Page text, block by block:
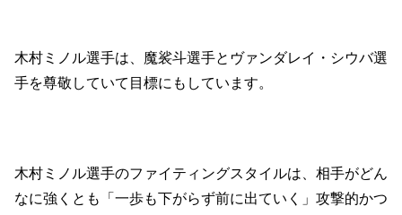
木村ミノル選手は、魔裟斗選手とヴァンダレイ・シウバ選
手を尊敬していて目標にもしています。
木村ミノル選手のファイティングスタイルは、相手がどん
なに強くとも「一歩も下がらず前に出ていく」攻撃的かつ